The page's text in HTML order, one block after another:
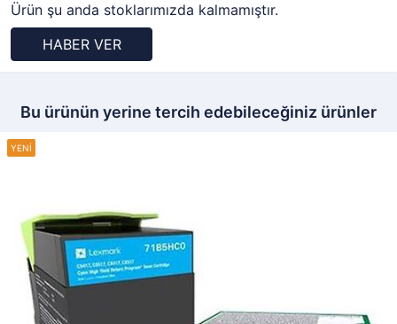
Ürün şu anda stoklarımızda kalmamıştır.
HABER VER
Bu ürünün yerine tercih edebileceğiniz ürünler